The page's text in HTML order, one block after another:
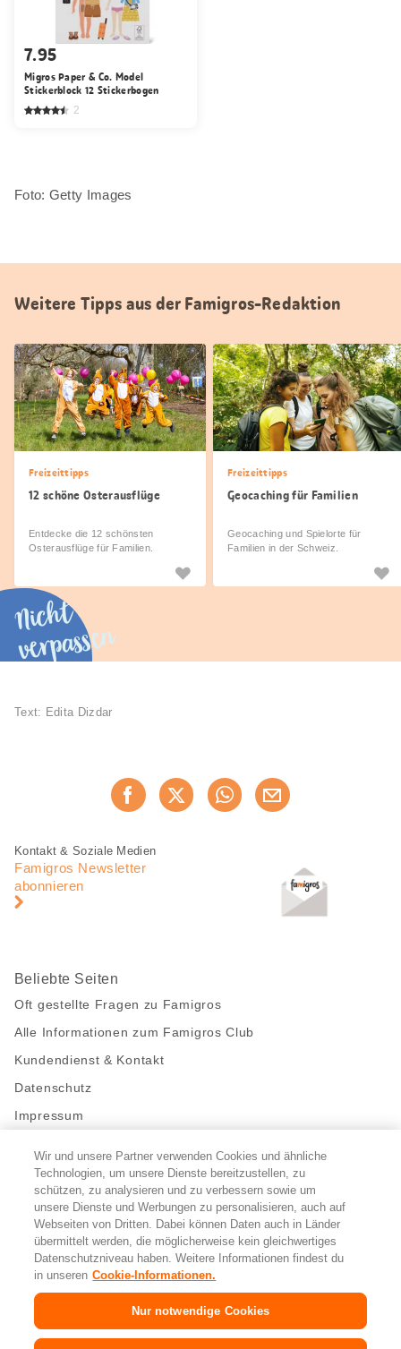
7.95
Migros Paper & Co. Model
Stickerblock 12 Stickerbogen
2
Foto: Getty Images
Weitere Tipps aus der Famigros-Redaktion
Freizeittipps
12 schöne Osterausflüge
Entdecke die 12 schönsten
Osterausflüge für Familien.
Freizeittipps
Geocaching für Familien
Geocaching und Spielorte für
Familien in der Schweiz.
Nicht
verpassen
Text: Edita Dizdar
Jetzt weiterempfehlen
Fusszeile
Fusszeile
Navigation
Kontakt & Soziale Medien
Famigros Newsletter
abonnieren
Beliebte Seiten
Oft gestellte Fragen zu Famigros
Alle Informationen zum Famigros Club
Kundendienst & Kontakt
Datenschutz
Impressum
Bleibe mit uns in Kontakt
Facebook
https://twitter.com/migros
https://www.youtube.com/user/
PinterestInstagram
Cookie-Einstellungen
FR IT
Wir und unsere Partner verwenden Cookies und ähnliche
Technologien, um unsere Dienste bereitzustellen, zu
schützen, zu analysieren und zu verbessern sowie um
unsere Dienste und Werbungen zu personalisieren, auch auf
Webseiten von Dritten. Dabei können Daten auch in Länder
übermittelt werden, die möglicherweise kein gleichwertiges
Datenschutzniveau haben. Weitere Informationen findest du
in unseren Cookie-Informationen.
Nur notwendige Cookies